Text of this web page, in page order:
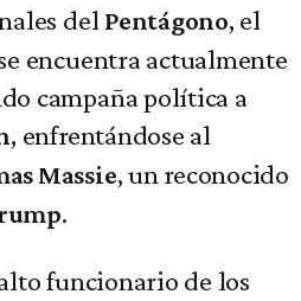
del Pentágono, el
encuentra actualmente
campaña política a
, enfrentándose al
Massie, un reconocido
.
funcionario de los